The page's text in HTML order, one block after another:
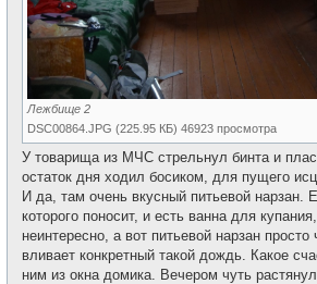
Лежбище 2
DSC00864.JPG (225.95 КБ) 46923 просмотра
У товарища из МЧС стрельнул бинта и
остаток дня ходил босиком, для пущего
И да, там очень вкусный питьевой нарзан.
которого поносит, и есть ванна для
неинтересно, а вот питьевой нарзан
вливает конкретный такой дождь. Какое
ним из окна домика. Вечером чуть